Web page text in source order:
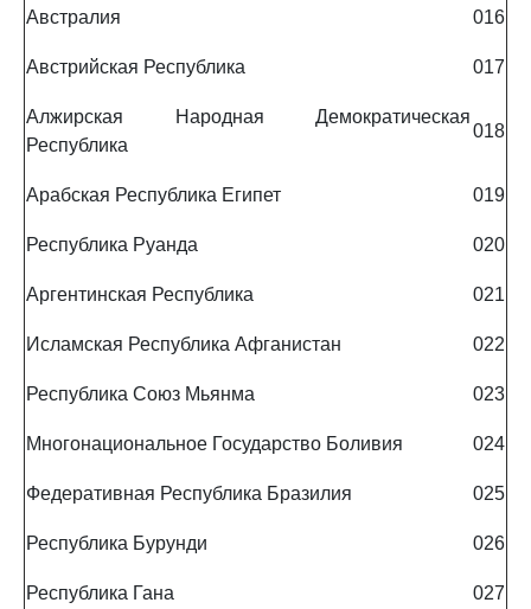
Австралия 016
Австрийская Республика 017
Алжирская Народная Демократическая
Республика
018
Арабская Республика Египет 019
Республика Руанда 020
Аргентинская Республика 021
Исламская Республика Афганистан 022
Республика Союз Мьянма 023
Многонациональное Государство Боливия 024
Федеративная Республика Бразилия 025
Республика Бурунди 026
Республика Гана 027